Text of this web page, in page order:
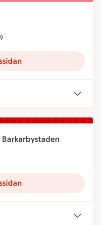
idag, öppnar imorgon
Barkarbystaden
Barkarbystaden är öppen